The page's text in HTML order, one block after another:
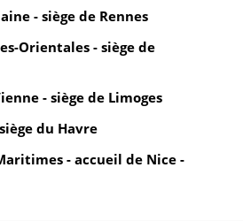
- siège de Rennes
Orientales - siège de
- siège de Limoges
du Havre
- accueil de Nice -